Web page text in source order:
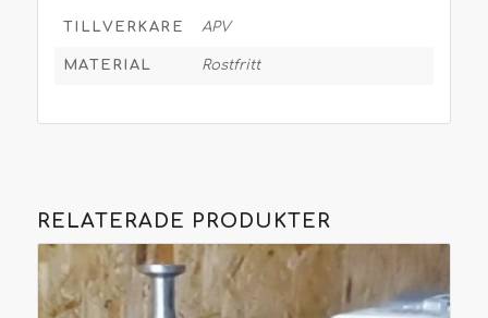
TILLVERKARE APV
MATERIAL Rostfritt
RELATERADE PRODUKTER